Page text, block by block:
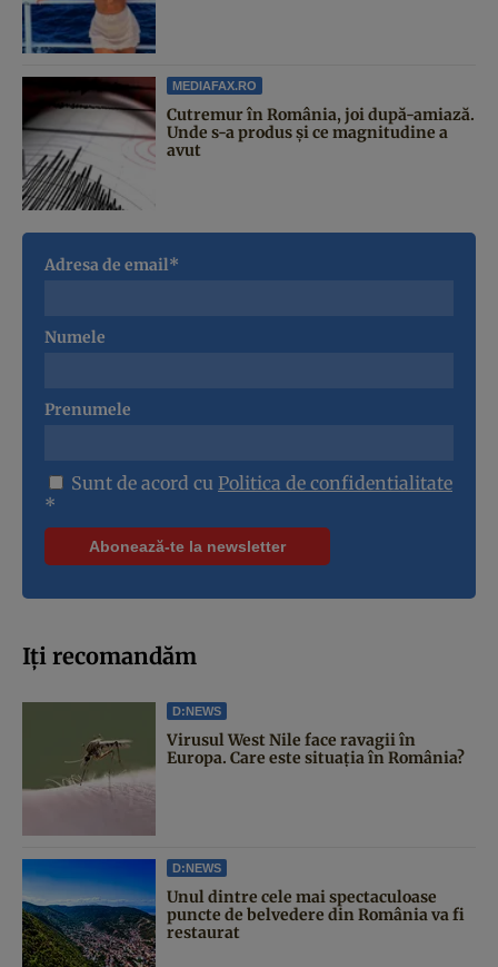
MEDIAFAX.RO
Cutremur în România, joi după-amiază.
Unde s-a produs și ce magnitudine a
avut
Adresa de email*
Numele
Prenumele
Sunt de acord cu Politica de confidentialitate
*
Iți recomandăm
D:NEWS
Virusul West Nile face ravagii în
Europa. Care este situația în România?
D:NEWS
Unul dintre cele mai spectaculoase
puncte de belvedere din România va fi
restaurat